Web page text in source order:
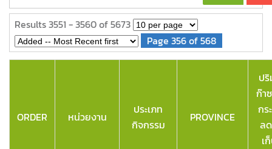
Results 3551 - 3560 of 5673
Page 356 of 568
ORDER หน่วยงาน
ประเภท
กิจกรรม
PROVINCE
ป
ก๊า
กร
ล
เ